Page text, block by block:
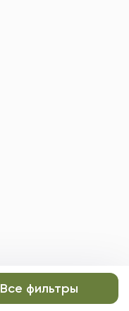
Все фильтры